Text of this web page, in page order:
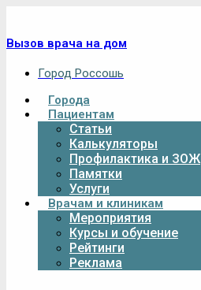
Вызов врача на дом
Город Россошь
Города
Пациентам
Статьи
Калькуляторы
Профилактика и ЗОЖ
Памятки
Услуги
Врачам и клиникам
Мероприятия
Курсы и обучение
Рейтинги
Реклама